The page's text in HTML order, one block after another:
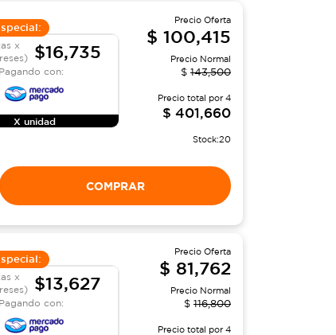
x
$16,735
Pagando con:
X unidad
Precio Oferta
$ 100,415
Precio Normal
$ 143,500
Precio total por4
$ 401,660
Stock:20
COMPRAR
x
$13,627
Pagando con:
Precio Oferta
$ 81,762
Precio Normal
$ 116,800
Precio total por4